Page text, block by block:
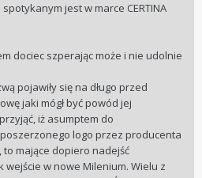
jest w marce CERTINA
dociec szperając może i nie udolnie
pojawiły się na długo przed
jaki mógł być powód jej
iż asumptem do
logo przez producenta
to mające dopiero nadejść
w nowe Milenium. Wielu z